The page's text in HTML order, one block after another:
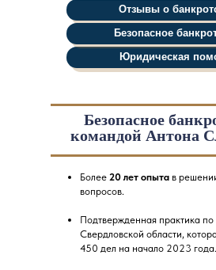
Юридическая
Отзывы о
Безопасное
Безопасное
командой Антона
Более 20 лет опыта в
вопросов.
Подтвержденная практика
Свердловской области,
450 дел на начало 2023 года.